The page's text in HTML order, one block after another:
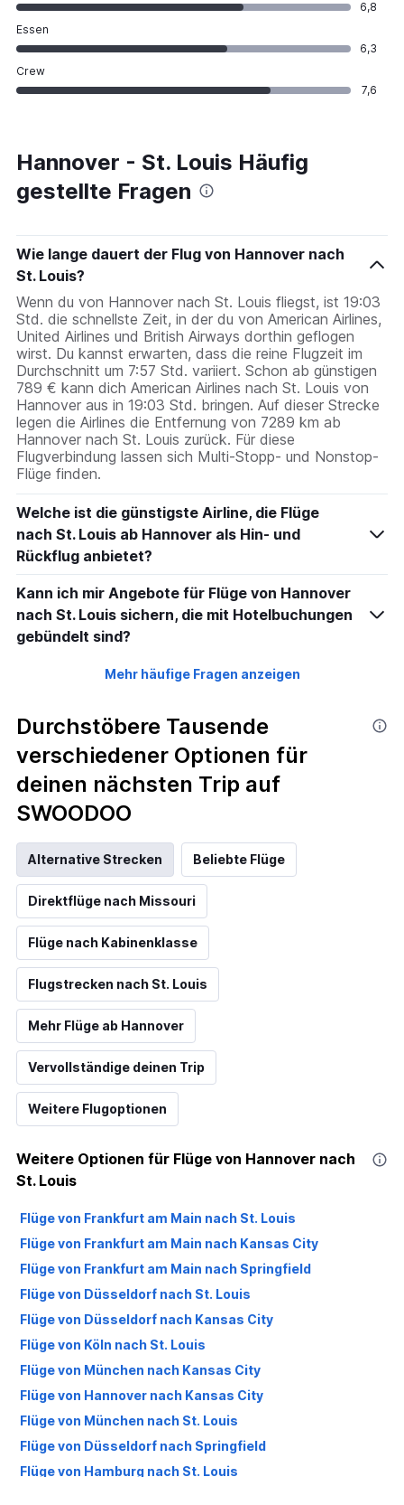
6,8
Essen
6,3
Crew
7,6
Hannover - St. Louis Häufig
gestellte Fragen
Wie lange dauert der Flug von Hannover nach
St. Louis?
Wenn du von Hannover nach St. Louis fliegst, ist 19:03
Std. die schnellste Zeit, in der du von American Airlines,
United Airlines und British Airways dorthin geflogen
wirst. Du kannst erwarten, dass die reine Flugzeit im
Durchschnitt um 7:57 Std. variiert. Schon ab günstigen
789 € kann dich American Airlines nach St. Louis von
Hannover aus in 19:03 Std. bringen. Auf dieser Strecke
legen die Airlines die Entfernung von 7289 km ab
Hannover nach St. Louis zurück. Für diese
Flugverbindung lassen sich Multi-Stopp- und Nonstop-
Flüge finden.
Welche ist die günstigste Airline, die Flüge
nach St. Louis ab Hannover als Hin- und
Rückflug anbietet?
Kann ich mir Angebote für Flüge von Hannover
nach St. Louis sichern, die mit Hotelbuchungen
gebündelt sind?
Mehr häufige Fragen anzeigen
Durchstöbere Tausende
verschiedener Optionen für
deinen nächsten Trip auf
SWOODOO
Alternative Strecken Beliebte Flüge
Direktflüge nach Missouri
Flüge nach Kabinenklasse
Flugstrecken nach St. Louis
Mehr Flüge ab Hannover
Vervollständige deinen Trip
Weitere Flugoptionen
Weitere Optionen für Flüge von Hannover nach
St. Louis
Flüge von Frankfurt am Main nach St. Louis
Flüge von Frankfurt am Main nach Kansas City
Flüge von Frankfurt am Main nach Springfield
Flüge von Düsseldorf nach St. Louis
Flüge von Düsseldorf nach Kansas City
Flüge von Köln nach St. Louis
Flüge von München nach Kansas City
Flüge von Hannover nach Kansas City
Flüge von München nach St. Louis
Flüge von Düsseldorf nach Springfield
Flüge von Hamburg nach St. Louis